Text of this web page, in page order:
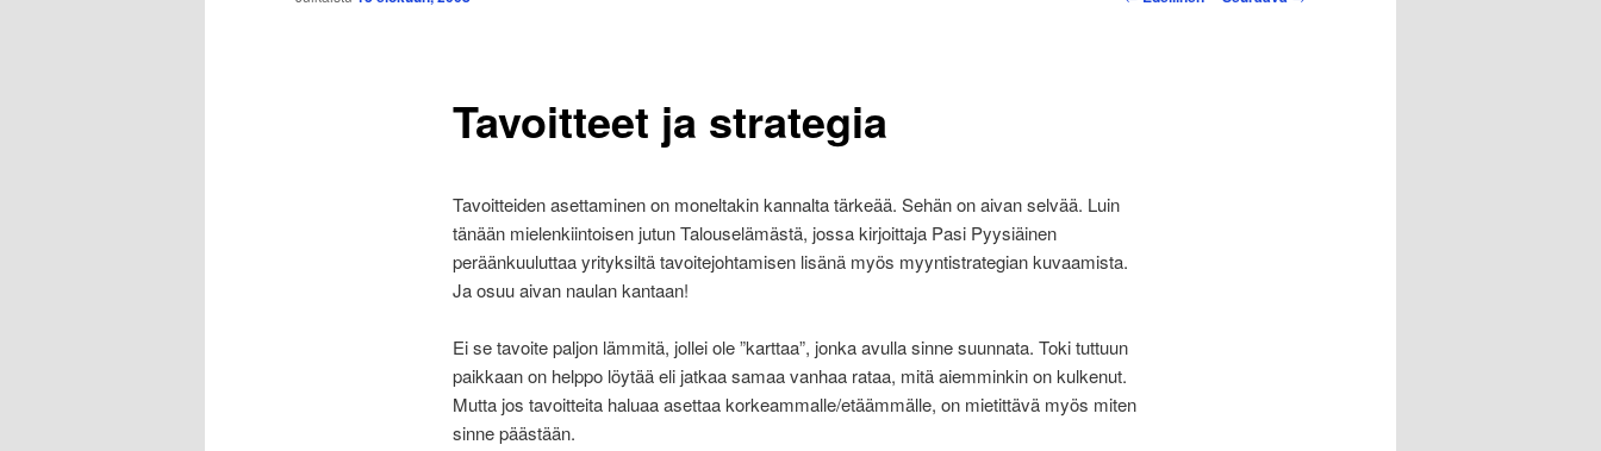
Tavoitteet ja strategia
Tavoitteiden asettaminen on moneltakin kannalta tärkeää. Sehän on aivan selvää. Luin
tänään mielenkiintoisen jutun Talouselämästä, jossa kirjoittaja Pasi Pyysiäinen
peräänkuuluttaa yrityksiltä tavoitejohtamisen lisänä myös myyntistrategian kuvaamista.
Ja osuu aivan naulan kantaan!
Ei se tavoite paljon lämmitä, jollei ole ”karttaa”, jonka avulla sinne suunnata. Toki tuttuun
paikkaan on helppo löytää eli jatkaa samaa vanhaa rataa, mitä aiemminkin on kulkenut.
Mutta jos tavoitteita haluaa asettaa korkeammalle/etäämmälle, on mietittävä myös miten
sinne päästään.